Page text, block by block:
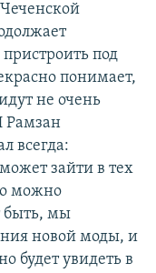
под
понимает,
не очень
Рамзан
всегда:
зайти в тех
можно
быть, мы
новой моды, и
будет увидеть в